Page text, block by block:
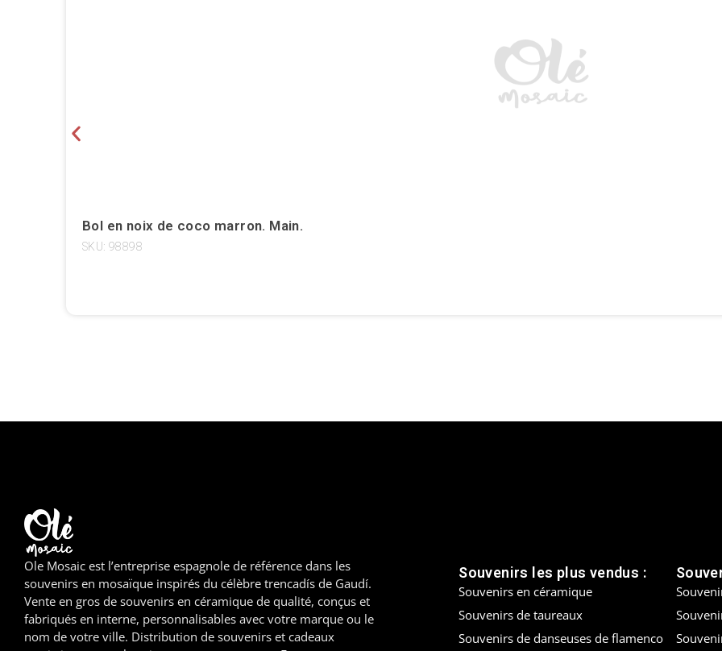
Bol en noix de coco marron. Main.
SKU: 98898
Ole Mosaic est l’entreprise espagnole de référence dans les
souvenirs en mosaïque inspirés du célèbre trencadís de Gaudí.
Vente en gros de souvenirs en céramique de qualité, conçus et
fabriqués en interne, personnalisables avec votre marque ou le
nom de votre ville. Distribution de souvenirs et cadeaux
Souvenirs les plus vendus :
Souvenirs en céramique
Souvenirs de taureaux
Souvenirs de danseuses de flamenco